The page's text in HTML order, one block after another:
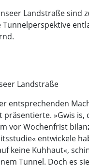
Landstraße
Tunnelperspektive
Landstraße
entsprechenden
»Gwis
vor Wochenfrist
entwickele
keine Kuhhaut«,
Tunnel. Doch es